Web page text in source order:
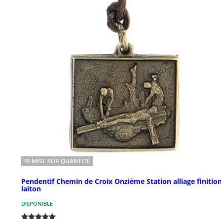
REMISE SUR QUANTITÉ
Pendentif Chemin de Croix Onzième Station alliage
laiton
DISPONIBLE